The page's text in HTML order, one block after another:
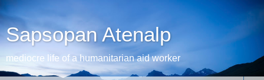
Sapsopan Atenalp
mediocre life of a humanitarian aid worker